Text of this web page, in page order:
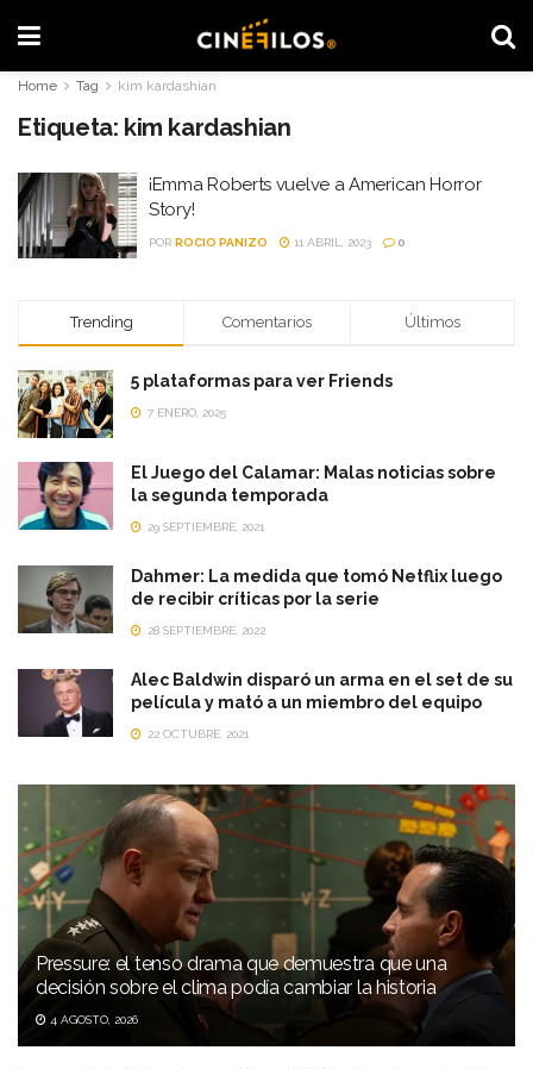
Home Tag kim kardashian
Etiqueta: kim kardashian
¡Emma Roberts vuelve a American Horror
Story!
POR ROCIO PANIZO 11 ABRIL, 2023 0
Trending Comentarios Últimos
5 plataformas para ver Friends
7 ENERO, 2025
El Juego del Calamar: Malas noticias sobre
la segunda temporada
29 SEPTIEMBRE, 2021
Dahmer: La medida que tomó Netflix luego
de recibir críticas por la serie
28 SEPTIEMBRE, 2022
Alec Baldwin disparó un arma en el set de su
película y mató a un miembro del equipo
22 OCTUBRE, 2021
Pressure: el tenso drama que demuestra que una
decisión sobre el clima podía cambiar la historia
4 AGOSTO, 2026